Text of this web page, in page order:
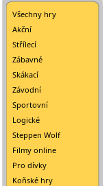
Všechny hry
Akční
Střílecí
Zábavné
Skákací
Závodní
Sportovní
Logické
Steppen Wolf
Filmy online
Pro dívky
Koňské hry